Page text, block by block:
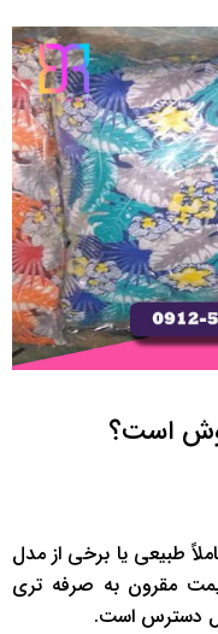
است؟
طبیعی یا برخی از مدل
مقرون به صرفه تری
دسترس است.